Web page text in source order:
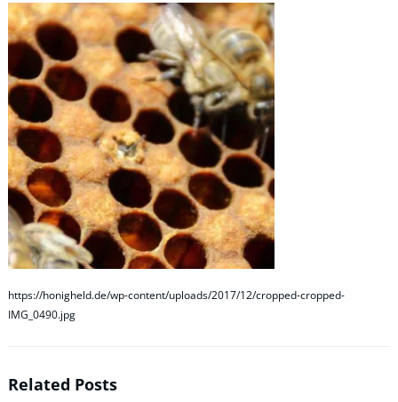
https://honigheld.de/wp-content/uploads/2017/12/cropped-cropped-
IMG_0490.jpg
Related Posts